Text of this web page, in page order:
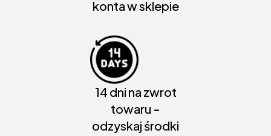
konta w sklepie
14 dni na zwrot
towaru -
odzyskaj środki